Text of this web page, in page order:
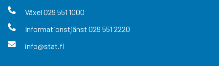
Växel 029 551 1000
Informationstjänst 029 551 2220
info@stat.fi